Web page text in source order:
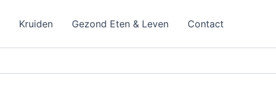
Kruiden Gezond Eten & Leven Contact